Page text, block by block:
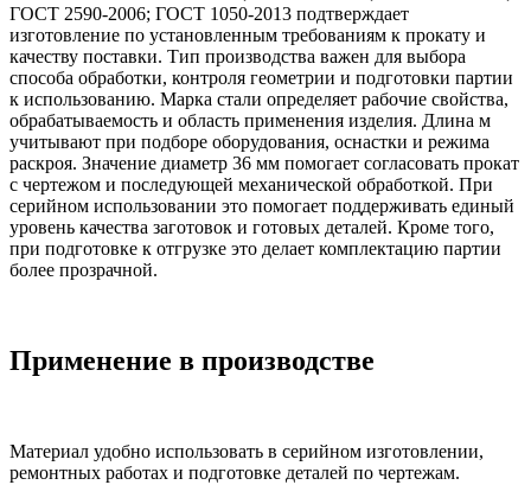
ГОСТ 2590-2006; ГОСТ 1050-2013 подтверждает
изготовление по установленным требованиям к прокату и
качеству поставки. Тип производства важен для выбора
способа обработки, контроля геометрии и подготовки партии
к использованию. Марка стали определяет рабочие свойства,
обрабатываемость и область применения изделия. Длина м
учитывают при подборе оборудования, оснастки и режима
раскроя. Значение диаметр 36 мм помогает согласовать прокат
с чертежом и последующей механической обработкой. При
серийном использовании это помогает поддерживать единый
уровень качества заготовок и готовых деталей. Кроме того,
при подготовке к отгрузке это делает комплектацию партии
более прозрачной.
Применение в производстве
Материал удобно использовать в серийном изготовлении,
ремонтных работах и подготовке деталей по чертежам.